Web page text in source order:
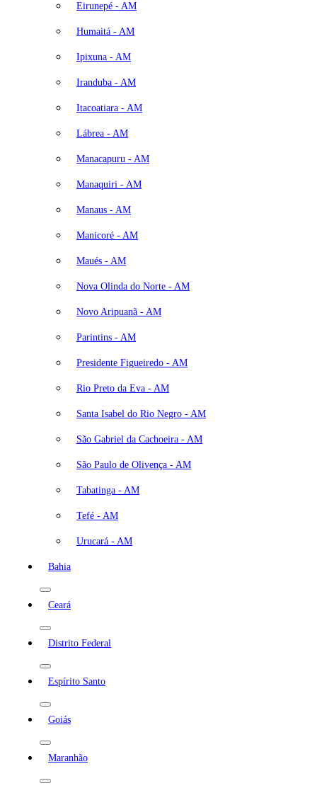
Eirunepé - AM
Humaitá - AM
Ipixuna - AM
Iranduba - AM
Itacoatiara - AM
Lábrea - AM
Manacapuru - AM
Manaquiri - AM
Manaus - AM
Manicoré - AM
Maués - AM
Nova Olinda do Norte - AM
Novo Aripuanã - AM
Parintins - AM
Presidente Figueiredo - AM
Rio Preto da Eva - AM
Santa Isabel do Rio Negro - AM
São Gabriel da Cachoeira - AM
São Paulo de Olivença - AM
Tabatinga - AM
Tefé - AM
Urucará - AM
Bahia
Ceará
Distrito Federal
Espírito Santo
Goiás
Maranhão